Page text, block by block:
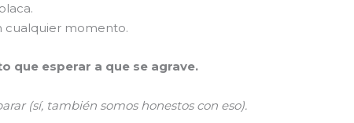
cualquier momento.
que esperar a que se agrave.
(sí, también somos honestos con eso).